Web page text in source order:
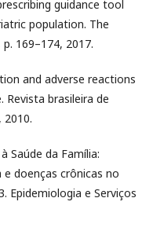
guidance tool
population. The
169–174, 2017.
and adverse reactions
Revista brasileira de
2010.
Saúde da Família:
doenças crônicas no
Epidemiologia e Serviços